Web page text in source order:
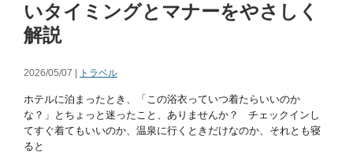
いタイミングとマナーをやさしく
解説
2026/05/07 | トラベル
ホテルに泊まったとき、「この浴衣っていつ着たらいいのか
な？」とちょっと迷ったこと、ありませんか？ チェックインし
てすぐ着てもいいのか、温泉に行くときだけなのか、それとも寝
ると